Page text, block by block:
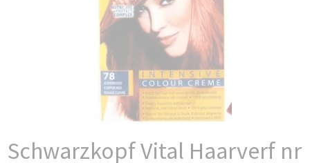
Schwarzkopf Vital Haarverf nr